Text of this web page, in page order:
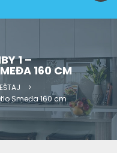
1 –
160 CM
Smeđa 160 cm